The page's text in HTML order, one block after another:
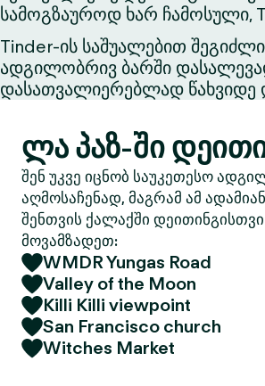
სამოგზაუროდ ხარ ჩამოსული,
Tinder-ის საშუალებით
ადგილობრივ ბარში
დასათვალიერებლად წახვიდე
ლა პაზ-ში
შენ უკვე იცნობ საუკეთესო
აღმოსაჩენად, მაგრამ ამ
შენთვის ქალაქში
მოვამზადეთ:
WMDR Yungas Road
Valley of the Moon
Killi Killi viewpoint
San Francisco church
Witches Market